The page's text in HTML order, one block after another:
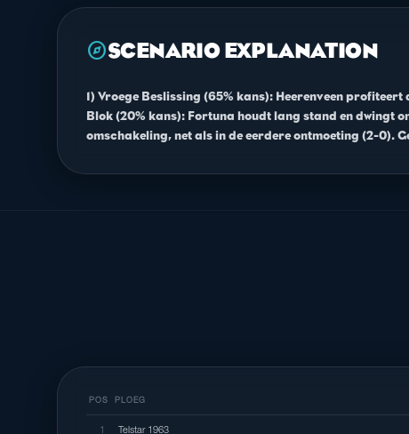
exploreSCENARIO EXPLANATION
1) Vroege Beslissing (65% kans): Heerenveen
Blok (20% kans): Fortuna houdt lang stand en dwingt
omschakeling, net als in de eerdere ontmoeting (2-0).
POS PLOEG
1 Telstar 1963